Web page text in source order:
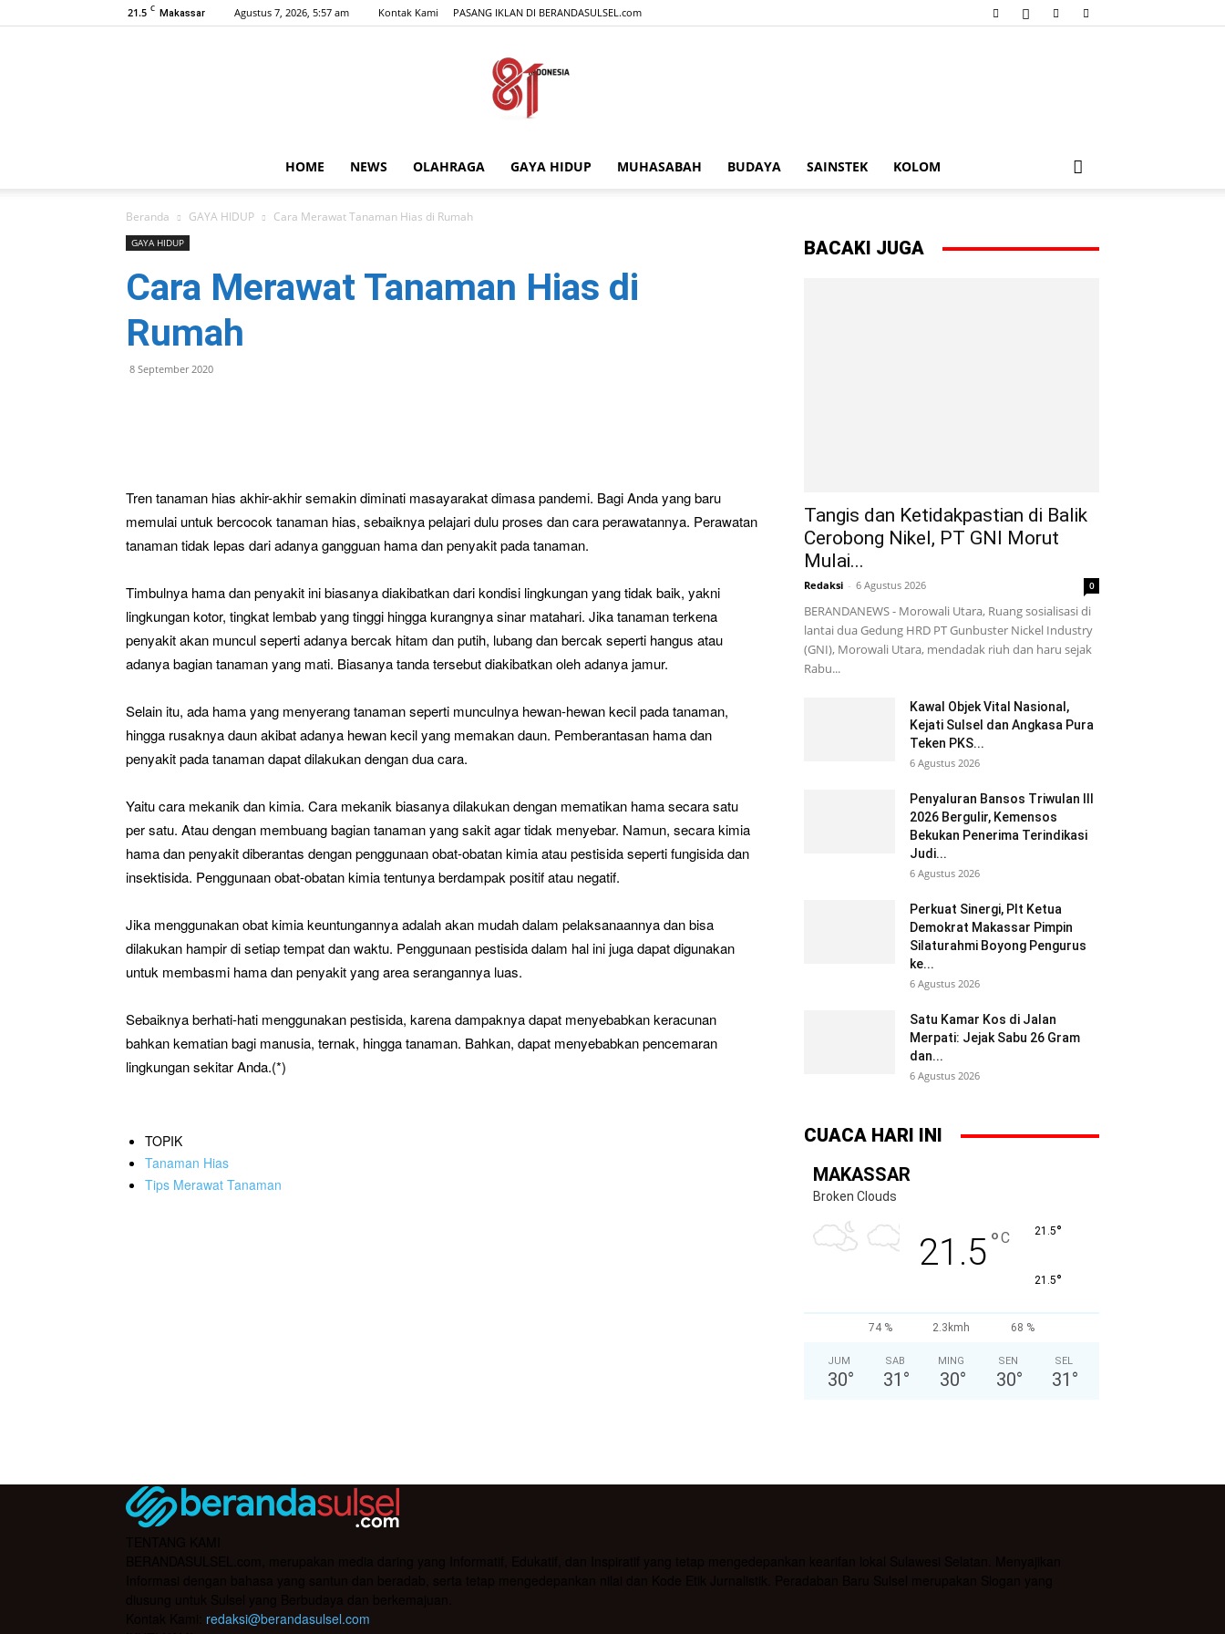
21.5 C Makassar Agustus 7, 2026, 5:57 am Kontak Kami PASANG IKLAN DI BERANDASULSEL.com
HOME NEWS OLAHRAGA GAYA HIDUP MUHASABAH BUDAYA SAINSTEK KOLOM
Beranda GAYA HIDUP Cara Merawat Tanaman Hias di Rumah
GAYA HIDUP
Cara Merawat Tanaman Hias di
Rumah
8 September 2020
Tren tanaman hias akhir-akhir semakin diminati masayarakat dimasa pandemi. Bagi Anda yang baru
memulai untuk bercocok tanaman hias, sebaiknya pelajari dulu proses dan cara perawatannya. Perawatan
tanaman tidak lepas dari adanya gangguan hama dan penyakit pada tanaman.
Timbulnya hama dan penyakit ini biasanya diakibatkan dari kondisi lingkungan yang tidak baik, yakni
lingkungan kotor, tingkat lembab yang tinggi hingga kurangnya sinar matahari. Jika tanaman terkena
penyakit akan muncul seperti adanya bercak hitam dan putih, lubang dan bercak seperti hangus atau
adanya bagian tanaman yang mati. Biasanya tanda tersebut diakibatkan oleh adanya jamur.
Selain itu, ada hama yang menyerang tanaman seperti munculnya hewan-hewan kecil pada tanaman,
hingga rusaknya daun akibat adanya hewan kecil yang memakan daun. Pemberantasan hama dan
penyakit pada tanaman dapat dilakukan dengan dua cara.
Yaitu cara mekanik dan kimia. Cara mekanik biasanya dilakukan dengan mematikan hama secara satu
per satu. Atau dengan membuang bagian tanaman yang sakit agar tidak menyebar. Namun, secara kimia
hama dan penyakit diberantas dengan penggunaan obat-obatan kimia atau pestisida seperti fungisida dan
insektisida. Penggunaan obat-obatan kimia tentunya berdampak positif atau negatif.
Jika menggunakan obat kimia keuntungannya adalah akan mudah dalam pelaksanaannya dan bisa
dilakukan hampir di setiap tempat dan waktu. Penggunaan pestisida dalam hal ini juga dapat digunakan
untuk membasmi hama dan penyakit yang area serangannya luas.
Sebaiknya berhati-hati menggunakan pestisida, karena dampaknya dapat menyebabkan keracunan
bahkan kematian bagi manusia, ternak, hingga tanaman. Bahkan, dapat menyebabkan pencemaran
lingkungan sekitar Anda.(*)
TOPIK
Tanaman Hias
Tips Merawat Tanaman
BACAKI JUGA
Tangis dan Ketidakpastian di Balik
Cerobong Nikel, PT GNI Morut
Mulai...
Redaksi - 6 Agustus 2026 0
BERANDANEWS - Morowali Utara, Ruang sosialisasi di
lantai dua Gedung HRD PT Gunbuster Nickel Industry
(GNI), Morowali Utara, mendadak riuh dan haru sejak
Rabu...
Kawal Objek Vital Nasional,
Kejati Sulsel dan Angkasa Pura
Teken PKS...
6 Agustus 2026
Penyaluran Bansos Triwulan III
2026 Bergulir, Kemensos
Bekukan Penerima Terindikasi
Judi...
6 Agustus 2026
Perkuat Sinergi, Plt Ketua
Demokrat Makassar Pimpin
Silaturahmi Boyong Pengurus
ke...
6 Agustus 2026
Satu Kamar Kos di Jalan
Merpati: Jejak Sabu 26 Gram
dan...
6 Agustus 2026
CUACA HARI INI
MAKASSAR
Broken Clouds
21.5°C 21.5°
21.5°
74 % 2.3kmh 68 %
JUM
30°
SAB
31 °
MING
30°
SEN
30°
SEL
31 °
redaksi@berandasulsel.com